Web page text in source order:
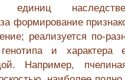
единиц
формирование
реализуется по-
генотипа и характера
Например,